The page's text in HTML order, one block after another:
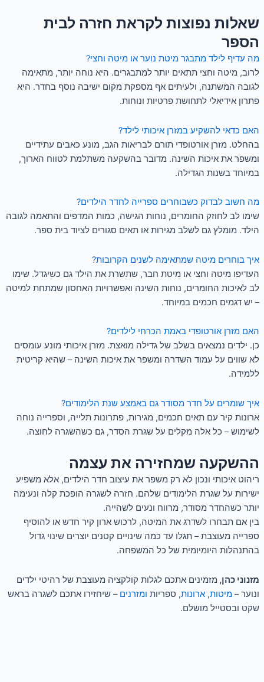
שאלות נפוצות לקראת חזרה לבית
הספר
מה עדיף לילד מתבגר מיטת נוער או מיטה וחצי?
לרוב, מיטה וחצי תתאים יותר למתבגרים. היא נוחה יותר, מתאימה
לגובה המשתנה, ולעיתים אף מספקת מקום ישיבה נוסף בחדר. היא
פתרון אידיאלי לתחושת פרטיות ונוחות.
האם כדאי להשקיע במזרן איכותי לילד?
בהחלט. מזרן אורטופדי תורם לבריאות הגב, מונע כאבים עתידיים
ומשפר את איכות השינה. מדובר בהשקעה משתלמת לטווח הארוך,
במיוחד בשנות הגדילה.
מה חשוב לבדוק כשבוחרים ספרייה לחדר הילדים?
שימו לב לחוזק החומרים, נוחות הגישה, כמות המדפים והתאמה לגובה
הילד. מומלץ גם לשלב מגירות או תאים סגורים לציוד בית ספר.
איך בוחרים מיטה שמתאימה לשנים הקרובות?
העדיפו מיטה וחצי או מיטת חבר, שתשרת את הילד גם כשיגדל. שימו
לב לאיכות החומרים, נוחות השינה ואפשרויות האחסון שמתחת למיטה
– יש דגמים חכמים במיוחד.
האם מזרן אורטופדי באמת הכרחי לילדים?
כן. ילדים נמצאים בשלב של גדילה מואצת. מזרן איכותי מונע עומסים
לא שווים על עמוד השדרה ומשפר את איכות השינה – שהיא קריטית
ללמידה.
איך שומרים על חדר מסודר גם באמצע שנת הלימודים?
ארונות קיר עם תאים חכמים, מגירות, פתרונות תלייה, וספרייה נוחה
לשימוש – כל אלה מקלים על שגרת הסדר, גם כשהשגרה לחוצה.
ההשקעה שמחזירה את עצמה
ריהוט איכותי ונכון לא רק משפר את עיצוב חדר הילדים, אלא משפיע
ישירות על שגרת הלימודים שלהם. חזרה לשגרה הופכת קלה ונעימה
יותר כשהחדר מסודר, מרווח ונעים לשהייה.
בין אם תבחרו לשדרג את המיטה, לרכוש ארון קיר חדש או להוסיף
ספרייה מעוצבת – תגלו עד כמה שינויים קטנים יוצרים שינוי גדול
בהתנהלות היומיומית של כל המשפחה.
מזנוני כהן, מזמינים אתכם לגלות קולקציה מעוצבת של רהיטי ילדים
ונוער – מיטות, ארונות, ספריות ומזרנים – שיחזירו אתכם לשגרה בראש
שקט ובסטייל מושלם.